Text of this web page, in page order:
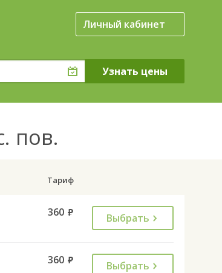
Личный кабинет
пов.
Тариф
360 руб. Выбрать
360 руб. Выбрать